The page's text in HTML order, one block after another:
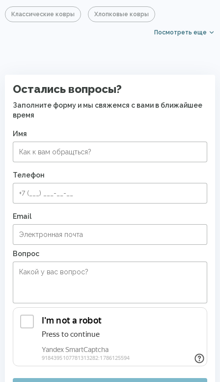
Классические ковры Хлопковые ковры
Прямоугольные ковры
Безворсовые хлопковые ковры
Посмотреть еще
Остались вопросы?
Заполните форму и мы свяжемся с вами в ближайшее
время
Имя
Телефон
Email
Вопрос